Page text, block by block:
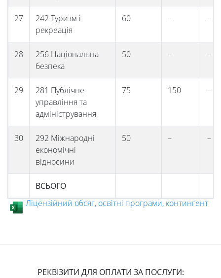
27
242 Туризм і
рекреація
60 – –
28
256 Національна
безпека
50 – –
29
281 Публічне
управління та
адміністрування
75 150 –
30
292 Міжнародні
економічні
відносини
50 – –
ВСЬОГО
Ліцензійний обсяг, освітні програми, контингент
РЕКВІЗИТИ ДЛЯ ОПЛАТИ ЗА ПОСЛУГИ: